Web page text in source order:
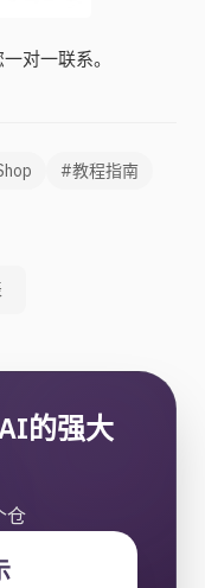
对一联系。
#教程指南
的强大
仓